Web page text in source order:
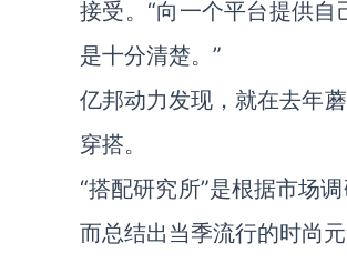
接受。“向一个平台提供
是十分清楚。”
亿邦动力发现，就在去年
穿搭。
“搭配研究所”是根据市场
而总结出当季流行的时尚